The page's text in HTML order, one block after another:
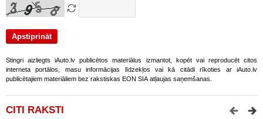
Stingri aizliegts iAuto.lv publicētos materiālus izmantot, kopēt vai reproducēt citos
interneta portālos, masu informācijas līdzekļos vai kā citādi rīkoties ar iAuto.lv
publicētajiem materiāliem bez rakstiskas EON SIA atļaujas saņemšanas.
CITI RAKSTI